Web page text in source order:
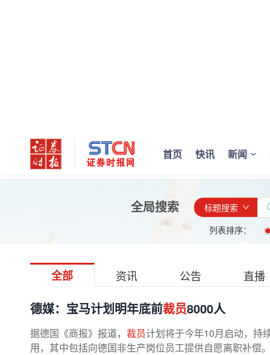
首页 快讯 新闻
全局搜索
标题搜索
列表排序：
全部 资讯 公告 直播
德媒：宝马计划明年底前裁员8000人
据德国《商报》报道， 裁员计划将于今年10月启动，持
用，其中包括向德国非生产岗位员工提供自愿离职补偿